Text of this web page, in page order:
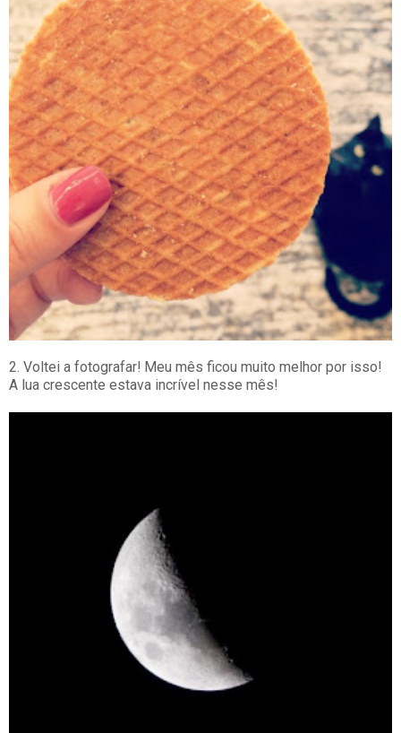
2. Voltei a fotografar! Meu mês ficou muito melhor por isso!
A lua crescente estava incrível nesse mês!